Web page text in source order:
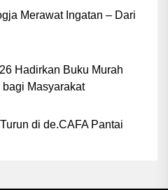
Merawat Ingatan – Dari
Hadirkan Buku Murah
Masyarakat
di de.CAFA Pantai